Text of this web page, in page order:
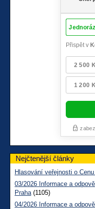
Nejčtenější články
Hlasování veřejnosti o
03/2026 Informace a
Praha(1105)
04/2026 Informace a